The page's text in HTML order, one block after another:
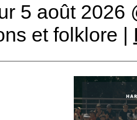
5 août 2026
et folklore |